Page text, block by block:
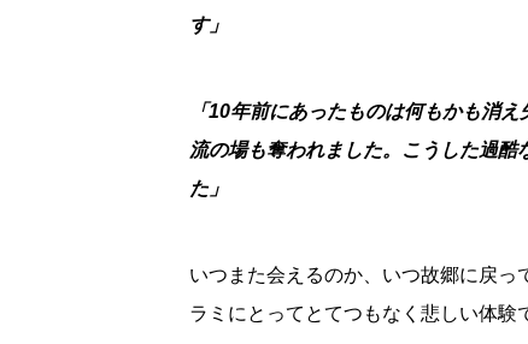
す」
「10年前にあったものは何もかも消
流の場も奪われました。こうした過
た」
いつまた会えるのか、いつ故郷に戻
ラミにとってとてつもなく悲しい体験